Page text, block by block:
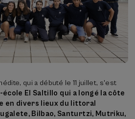
qui a débuté le 11 juillet, s'est
école El Saltillo qui a longé la côte
en divers lieux du littoral
Bilbao, Santurtzi, Mutriku,